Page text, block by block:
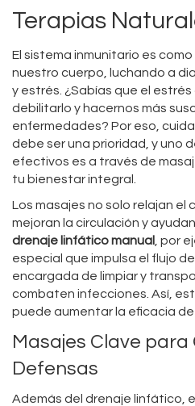
Terapias
El sistema inmunitario es
nuestro cuerpo, luchando a
y estrés. ¿Sabías que el
debilitarlo y hacernos más
enfermedades? Por eso,
debe ser una prioridad, y uno
efectivos es a través de
tu bienestar integral.
Los masajes no solo relajan el
mejoran la circulación y
drenaje linfático manual
, por
especial que impulsa el flujo
encargada de limpiar y
combaten infecciones. Así,
puede aumentar la eficacia
Masajes Clave para
Defensas
Además del drenaje linfático, el